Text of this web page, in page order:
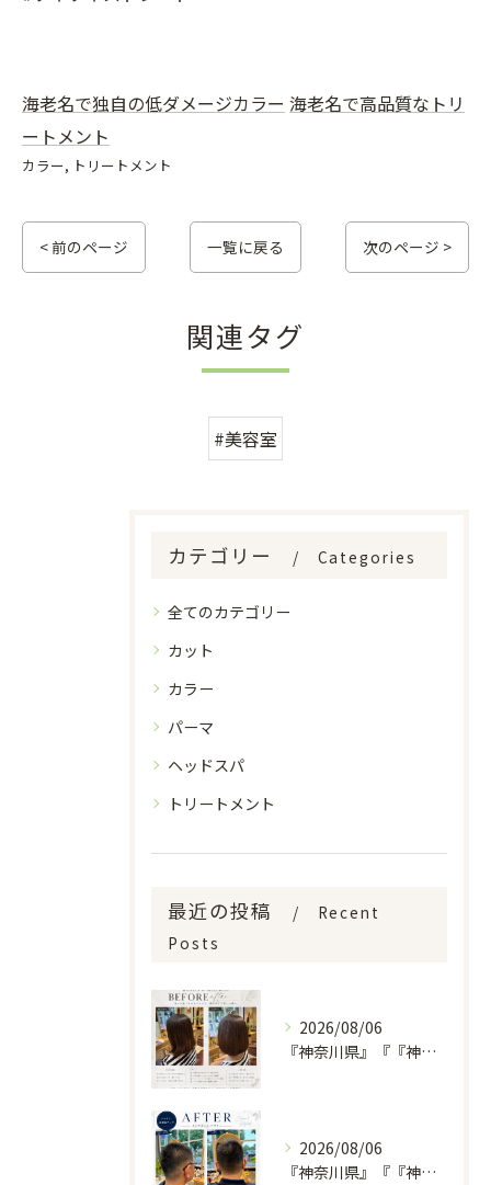
海老名で独自の低ダメージカラー 海老名で高品質なトリ
ートメント
カラー トリートメント
< 前のページ 一覧に戻る 次のページ >
関連タグ
#美容室
カテゴリー Categories
全てのカテゴリー
カット
カラー
パーマ
ヘッドスパ
トリートメント
最近の投稿
Recent
Posts
2026/08/06
『神奈川県』『『神奈川県』『綾瀬市』『海老名市』『美容室』
2026/08/06
『神奈川県』『『神奈川県』『綾瀬市』『海老名市』『美容室』